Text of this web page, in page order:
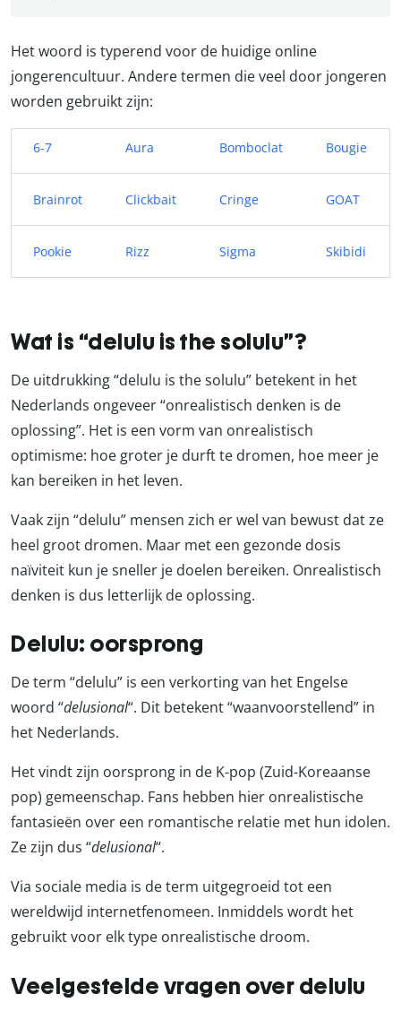
Het woord is typerend voor de huidige online
jongerencultuur. Andere termen die veel door jongeren
worden gebruikt zijn:
6-7 Aura Bomboclat Bougie
Brainrot Clickbait Cringe GOAT
Pookie Rizz Sigma Skibidi
Wat is “delulu is the solulu”?
De uitdrukking “delulu is the solulu” betekent in het
Nederlands ongeveer “onrealistisch denken is de
oplossing”. Het is een vorm van onrealistisch
optimisme: hoe groter je durft te dromen, hoe meer je
kan bereiken in het leven.
Vaak zijn “delulu” mensen zich er wel van bewust dat ze
heel groot dromen. Maar met een gezonde dosis
naïviteit kun je sneller je doelen bereiken. Onrealistisch
denken is dus letterlijk de oplossing.
Delulu: oorsprong
De term “delulu” is een verkorting van het Engelse
woord “delusional“. Dit betekent “waanvoorstellend” in
het Nederlands.
Het vindt zijn oorsprong in de K-pop (Zuid-Koreaanse
pop) gemeenschap. Fans hebben hier onrealistische
fantasieën over een romantische relatie met hun idolen.
Ze zijn dus “delusional“.
Via sociale media is de term uitgegroeid tot een
wereldwijd internetfenomeen. Inmiddels wordt het
gebruikt voor elk type onrealistische droom.
Veelgestelde vragen over delulu